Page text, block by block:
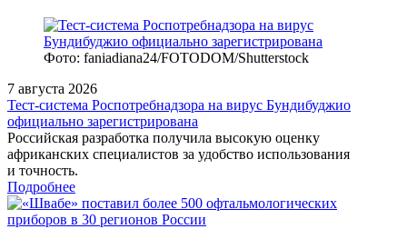
Фото: faniadiana24/FOTODOM/Shutterstock
7 августа 2026
Тест‑система Роспотребнадзора на вирус Бундибуджио
официально зарегистрирована
Российская разработка получила высокую оценку
африканских специалистов за удобство использования
и точность.
Подробнее